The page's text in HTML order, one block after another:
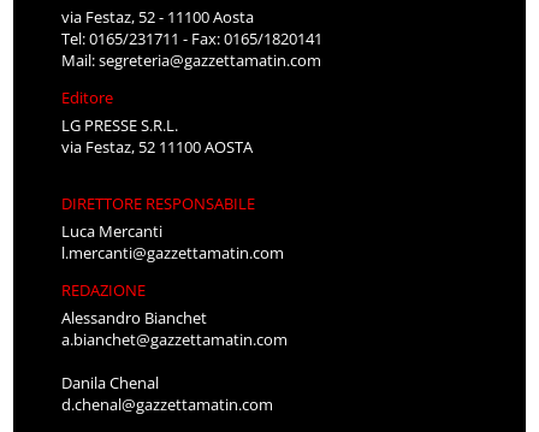
via Festaz, 52 - 11100 Aosta
Tel: 0165/231711 - Fax: 0165/1820141
Mail:segreteria@gazzettamatin.com
Editore
LG PRESSE S.R.L.
via Festaz, 52 11100 AOSTA
DIRETTORE RESPONSABILE
Luca Mercanti
l.mercanti@gazzettamatin.com
REDAZIONE
Alessandro Bianchet
a.bianchet@gazzettamatin.com
Danila Chenal
d.chenal@gazzettamatin.com